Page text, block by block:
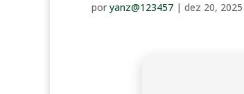
por yanz@123457 | dez 20, 2025